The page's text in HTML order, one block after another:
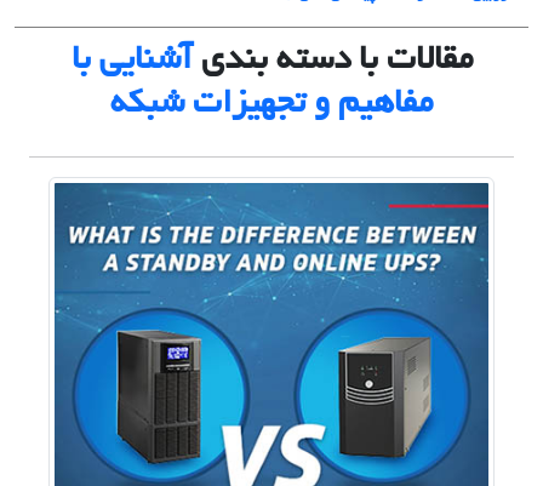
مقالات با دسته بندی آشنایی با
مفاهیم و تجهیزات شبکه